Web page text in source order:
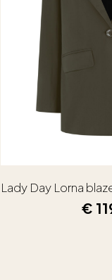
Lady Day Lorna
€